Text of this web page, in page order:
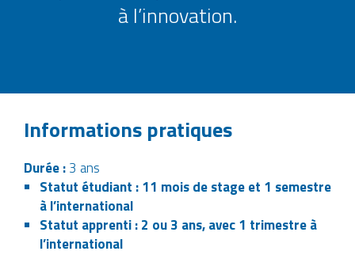
à l’innovation.
Informations pratiques
Durée :3 ans
Statut étudiant : 11 mois de stage et 1 semestre
à l’international
Statut apprenti: 2 ou 3 ans, avec 1 trimestre à
l’international